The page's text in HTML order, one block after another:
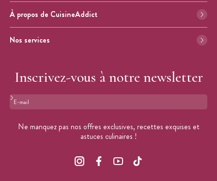
À propos de CuisineAddict
Nos services
Inscrivez-vous à notre newsletter
Format : adresse@email.com
Ne manquez pas nos offres exclusives, recettes exquises et
astuces culinaires !